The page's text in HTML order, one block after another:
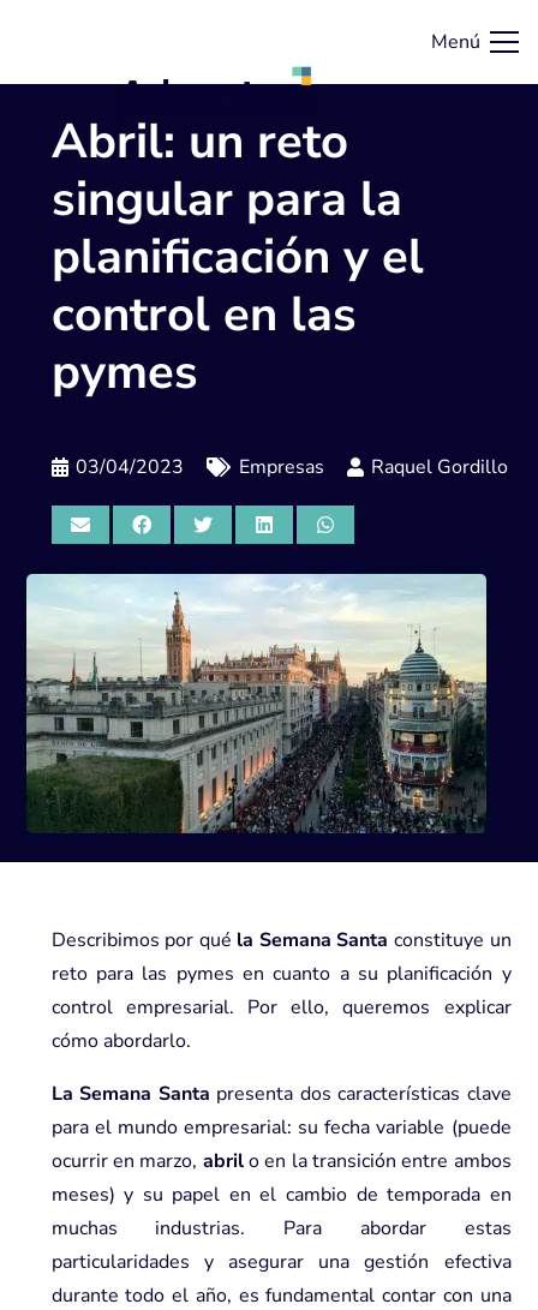
Menú
Abril: un reto
singular para la
planificación y el
control en las
pymes
03/04/2023 Empresas Raquel Gordillo
Describimos por qué la Semana Santa constituye un
reto para las pymes en cuanto a su planificación y
control empresarial. Por ello, queremos explicar
cómo abordarlo.
La Semana Santa presenta dos características clave
para el mundo empresarial: su fecha variable (puede
ocurrir en marzo, abrilo en la transición entre ambos
meses) y su papel en el cambio de temporada en
muchas industrias. Para abordar estas
particularidades y asegurar una gestión efectiva
durante todo el año, es fundamental contar con una